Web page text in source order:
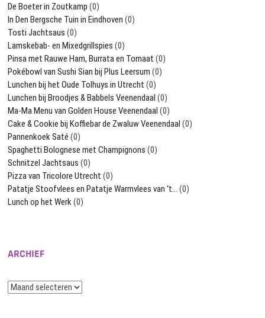
De Boeter in Zoutkamp (0)
In Den Bergsche Tuin in Eindhoven (0)
Tosti Jachtsaus (0)
Lamskebab- en Mixedgrillspies (0)
Pinsa met Rauwe Ham, Burrata en Tomaat (0)
Pokébowl van Sushi Sian bij Plus Leersum (0)
Lunchen bij het Oude Tolhuys in Utrecht (0)
Lunchen bij Broodjes & Babbels Veenendaal (0)
Ma-Ma Menu van Golden House Veenendaal (0)
Cake & Cookie bij Koffiebar de Zwaluw Veenendaal (0)
Pannenkoek Saté (0)
Spaghetti Bolognese met Champignons (0)
Schnitzel Jachtsaus (0)
Pizza van Tricolore Utrecht (0)
Patatje Stoofvlees en Patatje Warmvlees van ‘t… (0)
Lunch op het Werk(0)
ARCHIEF
Archief